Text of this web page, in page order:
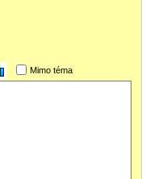
Mimo téma